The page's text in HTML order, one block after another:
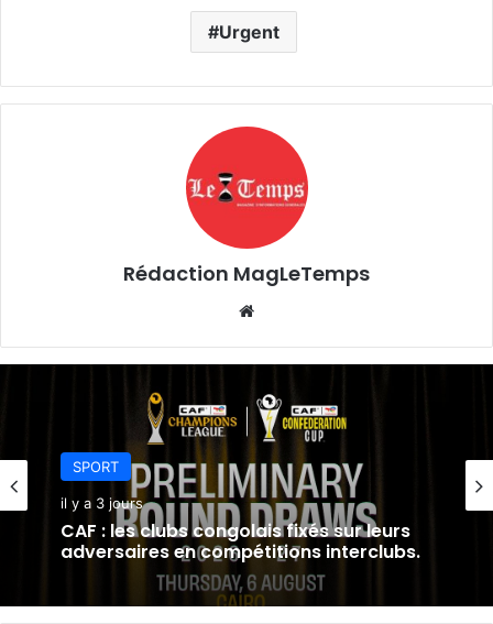
Urgent
Rédaction MagLeTemps
SPORT
il y a 3 jours
CAF : les clubs congolais fixés sur leurs
adversaires en compétitions interclubs.